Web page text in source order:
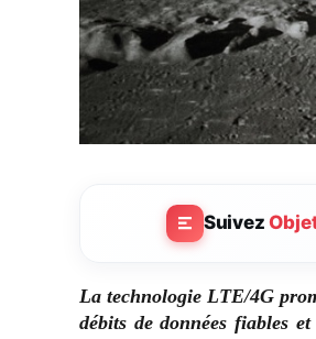
Suivez
La technologie LTE/4G
débits de données fiables